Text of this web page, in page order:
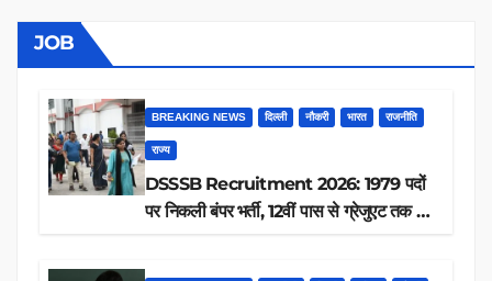
JOB
BREAKING NEWS दिल्ली नौकरी भारत राजनीति
राज्य
DSSSB Recruitment 2026: 1979 पदों
पर निकली बंपर भर्ती, 12वीं पास से ग्रेजुएट तक करें